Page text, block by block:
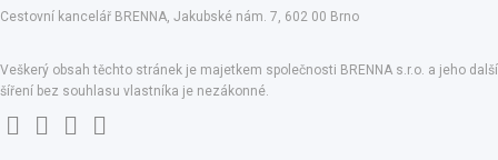
Cestovní kancelář BRENNA, Jakubské nám. 7, 602 00 Brno
Veškerý obsah těchto stránek je majetkem společnosti BRENNA s.r.o. a jeho další
šíření bez souhlasu vlastníka je nezákonné.